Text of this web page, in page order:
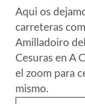
Aqui os
carreteras
Amilladoiro
Cesuras en A
el zoom para
mismo.